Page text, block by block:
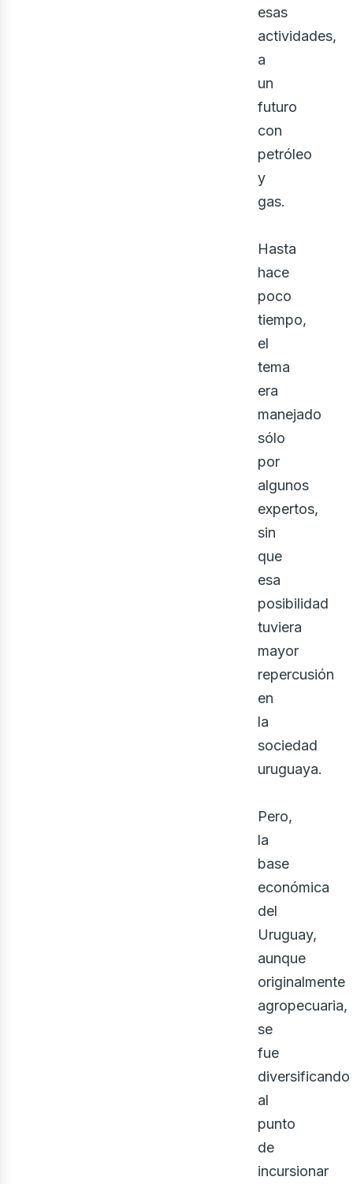
esas
actividades,
a
un
futuro
con
petróleo
y
gas.
Hasta
hace
poco
tiempo,
el
tema
era
manejado
sólo
por
algunos
expertos,
sin
que
esa
posibilidad
tuviera
mayor
repercusión
en
la
sociedad
uruguaya.
Pero,
la
base
económica
del
Uruguay,
aunque
originalmente
agropecuaria,
se
fue
diversificando
al
punto
de
incursionar